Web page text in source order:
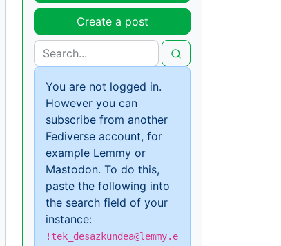
Create a post
You are not logged in.
However you can
subscribe from another
Fediverse account, for
example Lemmy or
Mastodon. To do this,
paste the following into
the search field of your
instance:
!tek_desazkundea@lemmy.e